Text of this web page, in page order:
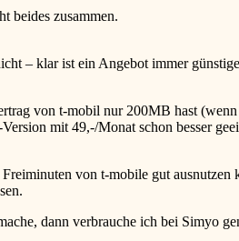
beides zusammen.
– klar ist ein Angebot immer
von t-mobil nur 200MB hast
mit 49,-/Monat schon besser
von t-mobile gut ausnutzen
dann verbrauche ich bei Simyo